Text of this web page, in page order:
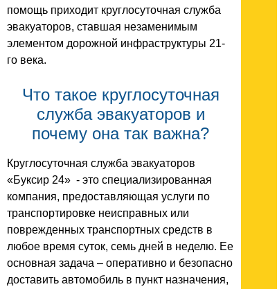
помощь приходит круглосуточная служба
эвакуаторов, ставшая незаменимым
элементом дорожной инфраструктуры 21-
го века.
Что такое круглосуточная
служба эвакуаторов и
почему она так важна?
Круглосуточная служба эвакуаторов
«Буксир 24» - это специализированная
компания, предоставляющая услуги по
транспортировке неисправных или
поврежденных транспортных средств в
любое время суток, семь дней в неделю. Ее
основная задача – оперативно и безопасно
доставить автомобиль в пункт назначения,